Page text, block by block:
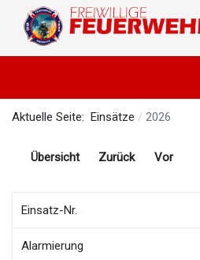
Aktuelle Seite: Einsätze 2026
Übersicht Zurück Vor
Einsatz-Nr.
Alarmierung